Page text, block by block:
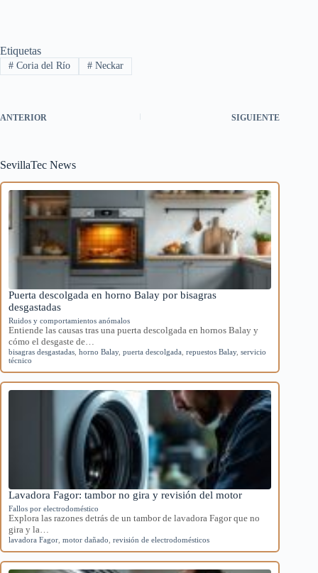
Etiquetas
#Coria del Río #Neckar
ANTERIOR SIGUIENTE
SevillaTec News
Puerta descolgada en horno Balay por bisagras
desgastadas
Ruidos y comportamientos anómalos
Entiende las causas tras una puerta descolgada en hornos Balay y
cómo el desgaste de…
bisagras desgastadas horno Balay, puerta descolgada repuestos Balay, servicio
técnico
Lavadora Fagor: tambor no gira y revisión del motor
Fallos por electrodoméstico
Explora las razones detrás de un tambor de lavadora Fagor que no
gira y la…
lavadora Fagor motor dañado revisión de electrodomésticos